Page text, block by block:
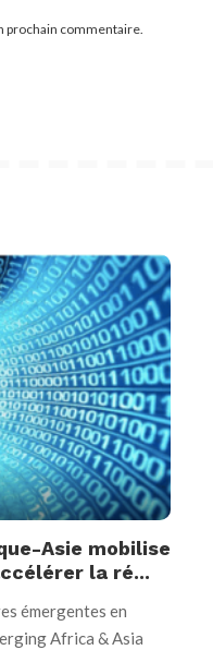
prochain commentaire.
Asie mobilise
la ré...
émergentes en
Africa & Asia